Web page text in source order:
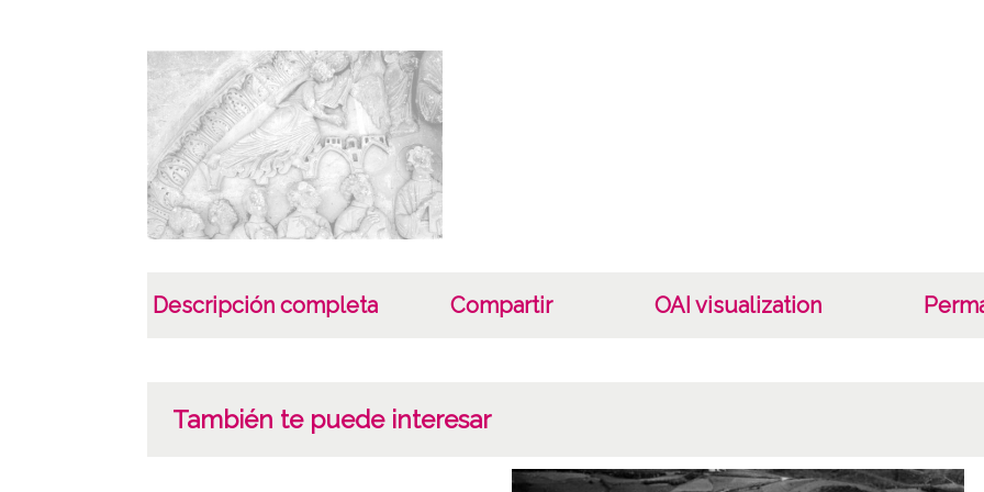
Descripción completa Compartir OAI visualization
También te puede interesar